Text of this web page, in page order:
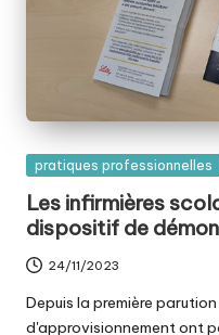
Posted
pratiques professionnelles
Les infirmières
dispositif de
24/11/2023
Depuis la première
d'approvisionnement ont